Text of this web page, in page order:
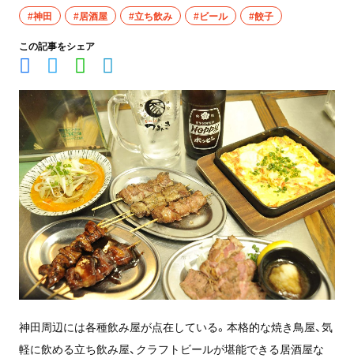
#神田 #居酒屋 #立ち飲み #ビール #餃子
この記事をシェア
神田周辺には各種飲み屋が点在している。本格的な焼き鳥屋、気
軽に飲める立ち飲み屋、クラフトビールが堪能できる居酒屋な